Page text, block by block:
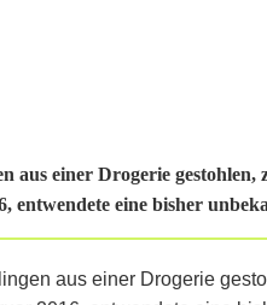
einer Drogerie gestohlen,
entwendete eine bisher